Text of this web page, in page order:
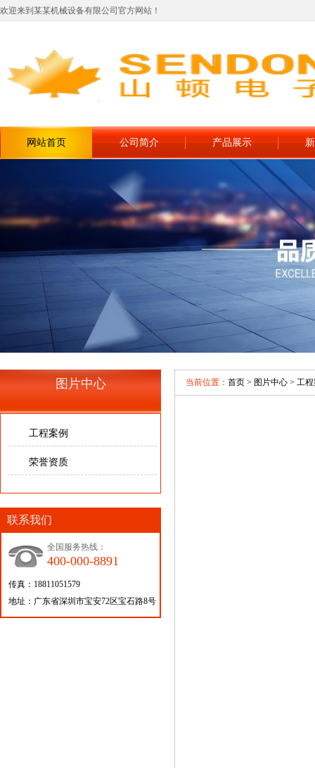
欢迎来到某某机械设备有限公司官方网站！
网站首页 公司简介 产品展示
图片中心
工程案例
荣誉资质
联系我们
全国服务热线：
400-000-8891
传真：18811051579
地址：广东省深圳市宝安72区宝石路8号
当前位置： 首页 > 图片中心 > 工